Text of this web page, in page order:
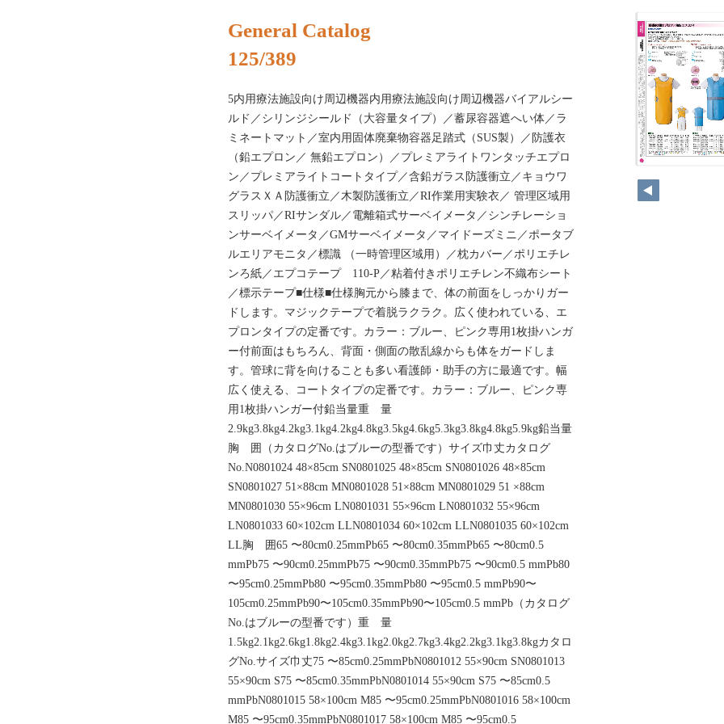
108
General Catalog
125/389
5内用療法施設向け周辺機器内用療法施設向け周辺機器バイアルシー
ルド／シリンジシールド（大容量タイプ）／蓄尿容器遮へい体／ラ
ミネートマット／室内用固体廃棄物容器足踏式（SUS製）／防護衣
（鉛エプロン／ 無鉛エプロン）／プレミアライトワンタッチエプロ
ン／プレミアライトコートタイプ／含鉛ガラス防護衝立／キョウワ
グラスＸＡ防護衝立／木製防護衝立／RI作業用実験衣／ 管理区域用
スリッパ／RIサンダル／電離箱式サーベイメータ／シンチレーショ
ンサーベイメータ／GMサーベイメータ／マイドーズミニ／ポータブ
ルエリアモニタ／標識 （一時管理区域用）／枕カバー／ポリエチレ
ンろ紙／エプコテープ 110-P／粘着付きポリエチレン不織布シート
／標示テープ■仕様■仕様胸元から膝まで、体の前面をしっかりガー
ドします。マジックテープで着脱ラクラク。広く使われている、エ
プロンタイプの定番です。カラー：ブルー、ピンク専用1枚掛ハンガ
ー付前面はもちろん、背面・側面の散乱線からも体をガードしま
す。管球に背を向けることも多い看護師・助手の方に最適です。幅
広く使える、コートタイプの定番です。カラー：ブルー、ピンク専
用1枚掛ハンガー付鉛当量重 量
2.9kg3.8kg4.2kg3.1kg4.2kg4.8kg3.5kg4.6kg5.3kg3.8kg4.8kg5.9kg鉛当量
胸 囲（カタログNo.はブルーの型番です）サイズ巾丈カタログ
No.N0801024 48×85cm SN0801025 48×85cm SN0801026 48×85cm
SN0801027 51×88cm MN0801028 51×88cm MN0801029 51 ×88cm
MN0801030 55×96cm LN0801031 55×96cm LN0801032 55×96cm
LN0801033 60×102cm LLN0801034 60×102cm LLN0801035 60×102cm
LL胸 囲65 〜80cm0.25mmPb65 〜80cm0.35mmPb65 〜80cm0.5
mmPb75 〜90cm0.25mmPb75 〜90cm0.35mmPb75 〜90cm0.5 mmPb80
〜95cm0.25mmPb80 〜95cm0.35mmPb80 〜95cm0.5 mmPb90〜
105cm0.25mmPb90〜105cm0.35mmPb90〜105cm0.5 mmPb（カタログ
No.はブルーの型番です）重 量
1.5kg2.1kg2.6kg1.8kg2.4kg3.1kg2.0kg2.7kg3.4kg2.2kg3.1kg3.8kgカタロ
グNo.サイズ巾丈75 〜85cm0.25mmPbN0801012 55×90cm SN0801013
55×90cm S75 〜85cm0.35mmPbN0801014 55×90cm S75 〜85cm0.5
mmPbN0801015 58×100cm M85 〜95cm0.25mmPbN0801016 58×100cm
M85 〜95cm0.35mmPbN0801017 58×100cm M85 〜95cm0.5